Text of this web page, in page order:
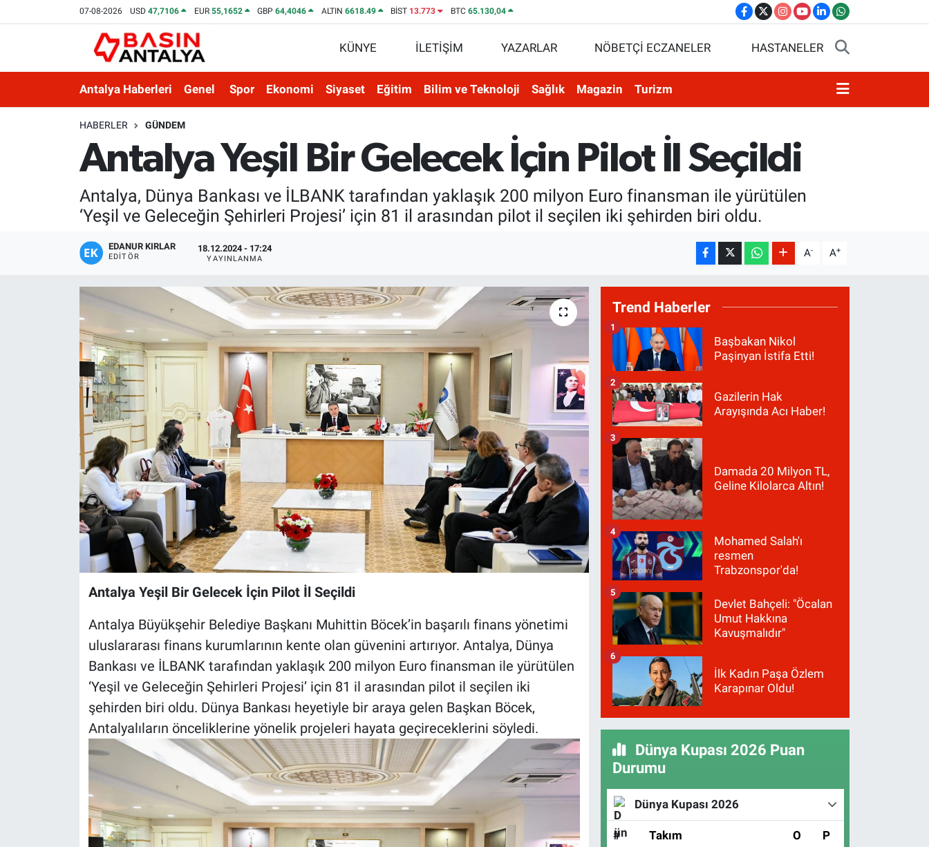
07-08-2026 USD47,7106 EUR 55,1652 GBP64,4046 ALTIN 6618.49 BİST 13.773 BTC 65.130,04
KÜNYE İLETİŞİM YAZARLAR NÖBETÇİ ECZANELER HASTANELER
Antalya Haberleri Genel Spor Ekonomi Siyaset Eğitim Bilim ve Teknoloji Sağlık Magazin Turizm
HABERLER GÜNDEM
Antalya Yeşil Bir Gelecek İçin Pilot İl Seçildi
Antalya, Dünya Bankası ve İLBANK tarafından yaklaşık 200 milyon Euro finansman ile yürütülen
‘Yeşil ve Geleceğin Şehirleri Projesi’ için 81 il arasından pilot il seçilen iki şehirden biri oldu.
EDANUR KIRLAR
EDITÖR
18.12.2024 - 17:24
YAYINLANMA A- A+
Antalya Yeşil Bir Gelecek İçin Pilot İl Seçildi
Antalya Büyükşehir Belediye Başkanı Muhittin Böcek’in başarılı finans yönetimi
uluslararası finans kurumlarının kente olan güvenini artırıyor. Antalya, Dünya
Bankası ve İLBANK tarafından yaklaşık 200 milyon Euro finansman ile yürütülen
‘Yeşil ve Geleceğin Şehirleri Projesi’ için 81 il arasından pilot il seçilen iki
şehirden biri oldu. Dünya Bankası heyetiyle bir araya gelen Başkan Böcek,
Antalyalıların önceliklerine yönelik projeleri hayata geçireceklerini söyledi.
Trend Haberler
Başbakan Nikol
Paşinyan İstifa Etti!
1
Gazilerin Hak
Arayışında Acı Haber!
2
Damada 20 Milyon TL,
Geline Kilolarca Altın!
3
Mohamed Salah'ı
resmen
Trabzonspor'da!
4
Devlet Bahçeli: "Öcalan
Umut Hakkına
Kavuşmalıdır"
5
İlk Kadın Paşa Özlem
Karapınar Oldu!
6
Dünya Kupası 2026 Puan
Durumu
Dünya Kupası 2026
# Takım O P